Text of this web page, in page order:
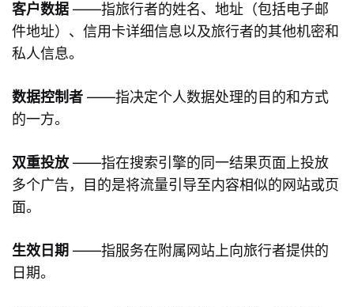
客户数据 ——指旅行者的姓名、地址（包括电子邮
件地址）、信用卡详细信息以及旅行者的其他机密和
私人信息。
数据控制者 ——指决定个人数据处理的目的和方式
的一方。
双重投放 ——指在搜索引擎的同一结果页面上投放
多个广告，目的是将流量引导至内容相似的网站或页
面。
生效日期 ——指服务在附属网站上向旅行者提供的
日期。